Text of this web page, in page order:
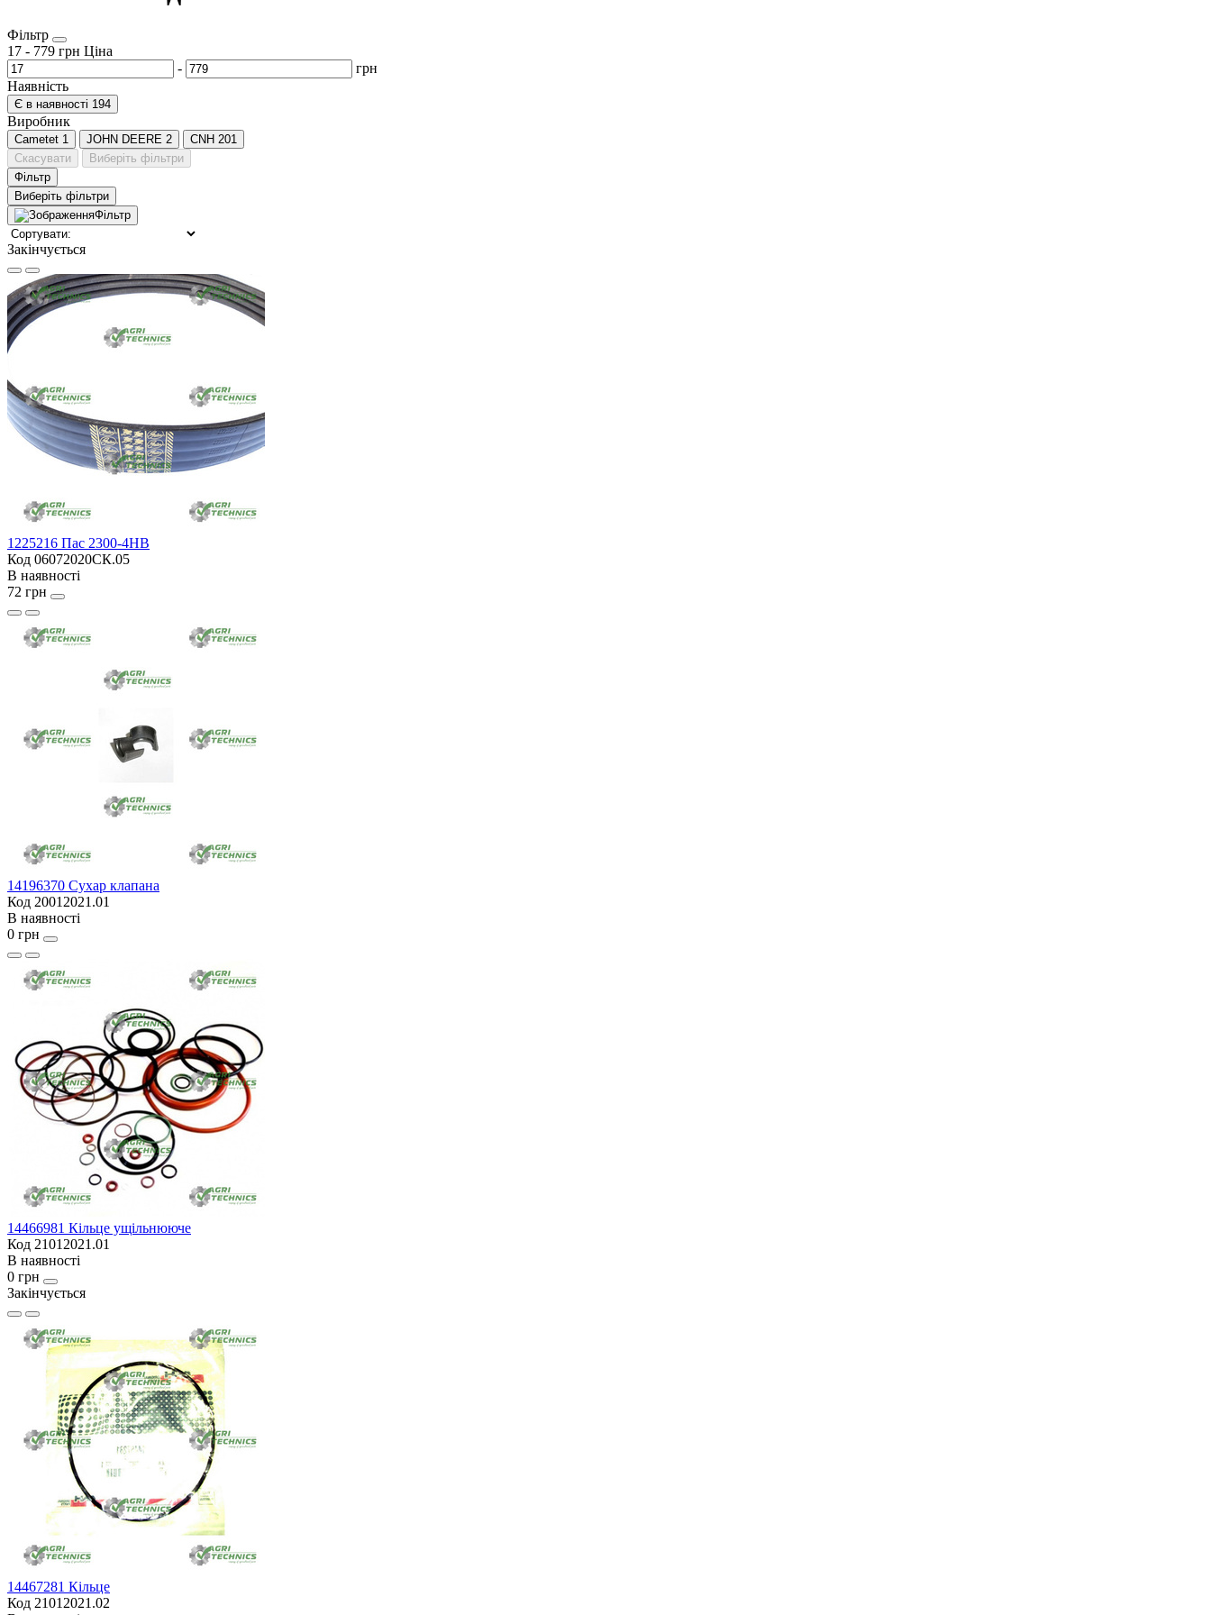
Фільтр
17 - 779 грн Ціна
-
грн
Наявність
Є в наявності 194
Виробник
Cametet 1 JOHN DEERE 2 CNH 201
Скасувати
Виберіть фільтри
Фільтр
Виберіть фільтри
Фільтр
Закінчується
1225216 Пас 2300-4HB
Код 06072020СК.05
В наявності
72 грн
14196370 Сухар клапана
Код 20012021.01
В наявності
0 грн
14466981 Кільце ущільнююче
Код 21012021.01
В наявності
0 грн
Закінчується
14467281 Кільце
Код 21012021.02